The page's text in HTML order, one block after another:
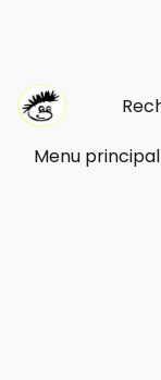
Menu principal